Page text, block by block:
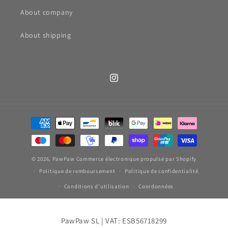
About company
About shipping
Instagram
Moyens
paiement
© 2026, PawPaw Commerce électronique propulsé par Shopify
Politique de remboursement
Politique de confidentialité
Conditions d’utilisation Coordonnées
PawPaw SL | VAT: ESB56718299